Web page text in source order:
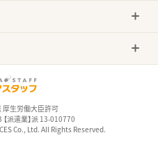
厚生労働大臣許可
【派遣業】派 13-010770
Co., Ltd. All Rights Reserved.